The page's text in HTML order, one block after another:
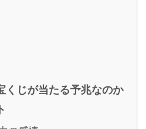
くじが当たる予兆なのか